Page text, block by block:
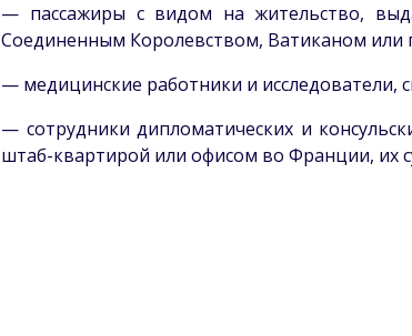
— пассажиры с видом на жительство,
Соединенным Королевством, Ватиканом или
— медицинские работники и исследователи,
— сотрудники дипломатических и
штаб-квартирой или офисом во Франции, их